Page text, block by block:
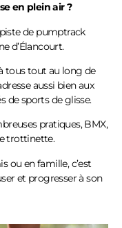
en plein air ?
de pumptrack
d’Élancourt.
tous tout au long de
aussi bien aux
de sports de glisse.
pratiques, BMX,
trottinette.
ou en famille, c’est
et progresser à son